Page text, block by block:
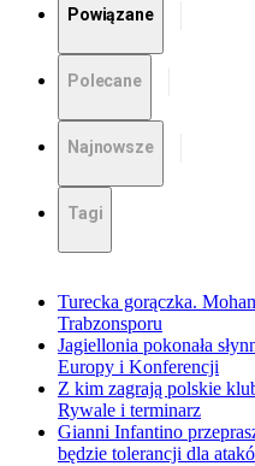
Powiązane
Polecane
Najnowsze
Tagi
Turecka gorączka.
Trabzonsporu
Jagiellonia pokonała
Europy i Konferencji
Z kim zagrają polskie
Rywale i terminarz
Gianni Infantino
będzie tolerancji dla